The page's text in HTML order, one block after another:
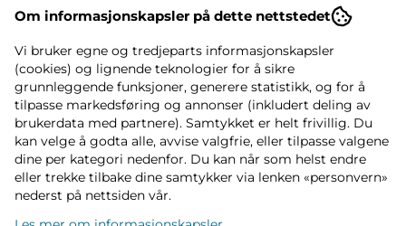
Om informasjonskapsler på dette nettstedet
Vi bruker egne og tredjeparts informasjonskapsler
(cookies) og lignende teknologier for å sikre
grunnleggende funksjoner, generere statistikk, og for å
tilpasse markedsføring og annonser (inkludert deling av
brukerdata med partnere). Samtykket er helt frivillig. Du
kan velge å godta alle, avvise valgfrie, eller tilpasse valgene
dine per kategori nedenfor. Du kan når som helst endre
eller trekke tilbake dine samtykker via lenken «personvern»
nederst på nettsiden vår.